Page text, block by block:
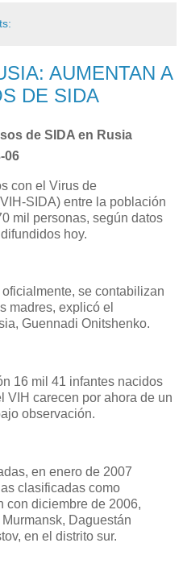
AUMENTAN A
DE SIDA
de SIDA en Rusia
06
con el Virus de
SIDA) entre la población
mil personas, según datos
hoy.
se contabilizan
madres, explicó el
Guennadi Onitshenko.
16 mil 41 infantes nacidos
VIH carecen por ahora de un
observación.
en enero de 2007
clasificadas como
con diciembre de 2006,
Daguestán
en el distrito sur.